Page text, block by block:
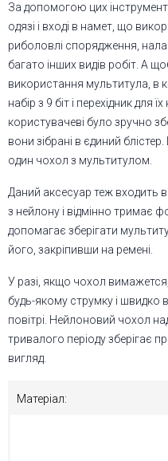
За допомогою цих
одязі і вході в намет, що
риболовлі спорядження,
багато інших видів робіт. А
використання мультитула, в
набір з 9 біт і перехідник для
користувачеві було зручно
вони зібрані в єдиний
один чохол з мультитулом.
Даний аксесуар теж входить
з нейлону і відмінно тримає
допомагає зберігати
його, закріпивши на ремені.
У разі, якщо чохол
будь-якому струмку і швидко
повітрі. Нейлоновий чохол
тривалого періоду зберігає
вигляд.
Матеріал: